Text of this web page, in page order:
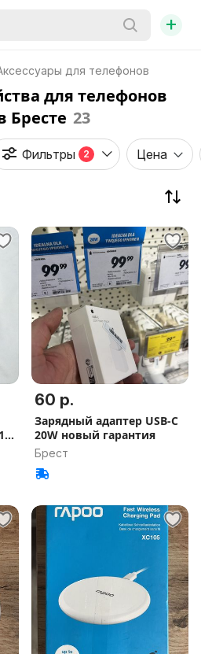
+
для телефонов
для телефонов
Бресте 23
Фильтры 2 Цена
60 р.
Зарядный адаптер USB-C
20W новый гарантия
Брест